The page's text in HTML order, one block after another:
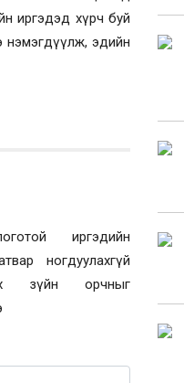
иргэдэд хүрч буй
нэмэгдүүлж, эдийн
иргэдийн
ногдуулахгүй
зүйн орчныг